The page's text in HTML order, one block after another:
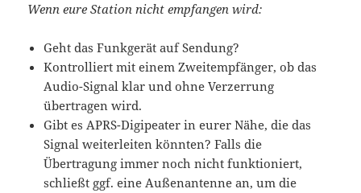
Wenn eure Station nicht empfangen wird:
Geht das Funkgerät auf Sendung?
Kontrolliert mit einem Zweitempfänger, ob das
Audio-Signal klar und ohne Verzerrung
übertragen wird.
Gibt es APRS-Digipeater in eurer Nähe, die das
Signal weiterleiten könnten? Falls die
Übertragung immer noch nicht funktioniert,
schließt ggf. eine Außenantenne an, um die